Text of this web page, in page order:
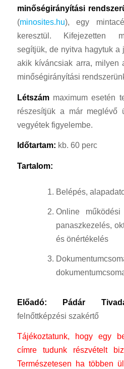
minőségirányítási
(minosites.hu), egy
keresztül. Kifejezetten
segítjük, de nyitva hagytuk a
akik kíváncsiak arra, milyen
minőségirányítási
Létszámmaximum esetén
részesítjük a már meglévő
vegyétek figyelembe.
Időtartam: kb. 60 perc
Tartalom:
Belépés,
Online
panaszkezelés,
és önértékelés
Előadó: Pádár
felnőttképzési szakértő
Tájékoztatunk, hogy egy
címre tudunk részvételt
Természetesen ha többen